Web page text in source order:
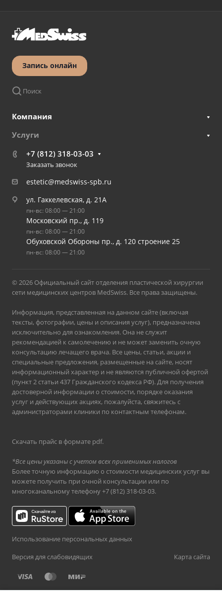
Запись онлайн
Поиск
Компания
Услуги
+7 (812) 318-03-03
Заказать звонок
estetic@medswiss-spb.ru
ул. Гаккелевская, д. 21А
пн-вс: 08:00 — 21:00
Московский пр., д. 119
пн-вс: 08:00 — 21:00
Обуховской Обороны пр., д. 120 строение 25
пн-вс: 08:00 — 21:00
© 2026 Официальный сайт отделения пластической хирургии
сети медицинских центров MedSwiss. Все права защищены.
Информация, представленная на данном сайте (включая
тексты, фотографии, цены и описания услуг), предназначена
исключительно для ознакомления. Она не служит
рекомендацией к самолечению и не может заменить очную
консультацию лечащего врача. Все цены, статьи, акции и
специальные предложения, размещенные на сайте, носят
информационный характер и не являются публичной офертой
(пункт 2 статьи 437 Гражданского кодекса РФ). Для получения
достоверной информации о стоимости, порядке оказания
услуг и действующих акциях, пожалуйста, свяжитесь с
администраторами клиники по контактным телефонам.
Скачать прайс в формате pdf.
*Все цены указаны с учетом всех применимых налогов
Более точную информацию о стоимости медицинских услуг вы
можете получить при очной консультации или по
многоканальному телефону+7 (812) 318-03-03.
Использование персональных данных
Версия для слабовидящих
Карта сайта